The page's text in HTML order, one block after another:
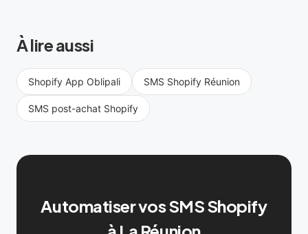
À lire aussi
Shopify App Oblipali SMS Shopify Réunion
SMS post-achat Shopify
Automatiser vos SMS Shopify